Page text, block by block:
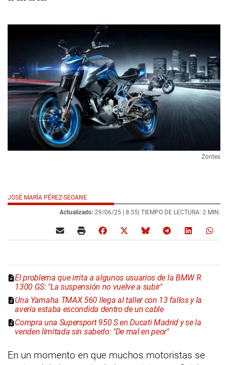
Zontes
JOSÉ MARÍA PÉREZ-SEOANE
Actualizado: 29/06/25 | 8:55| TIEMPO DE LECTURA: 2 MIN.
El problema que irrita a algunos usuarios de la BMW R
1300 GS: "La suspensión no vuelve a subir"
Una Yamaha TMAX 560 llega al taller con 13 fallos y la
avería estaba escondida dentro de un cable
Compra una Supersport 950 S en Ducati Madrid y se la
venden limitada sin saberlo: "De mal en peor"
En un momento en que muchos motoristas se